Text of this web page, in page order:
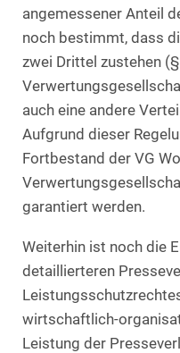
angemessener Anteil
noch bestimmt, dass
zwei Drittel zustehen
auch eine andere
Aufgrund dieser
Fortbestand der VG
garantiert werden.
Weiterhin ist noch die
detaillierteren
wirtschaftlich-
Leistung der